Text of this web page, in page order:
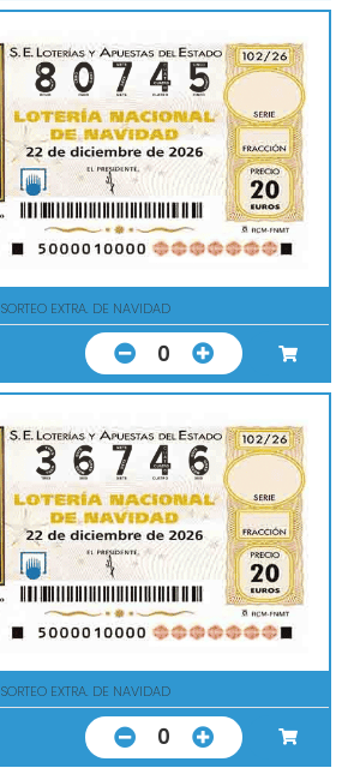
SORTEO EXTRA. DE NAVIDAD
0
SORTEO EXTRA. DE NAVIDAD
0